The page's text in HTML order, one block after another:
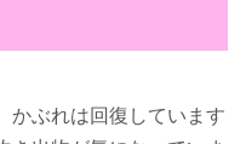
かぶれは回復しています